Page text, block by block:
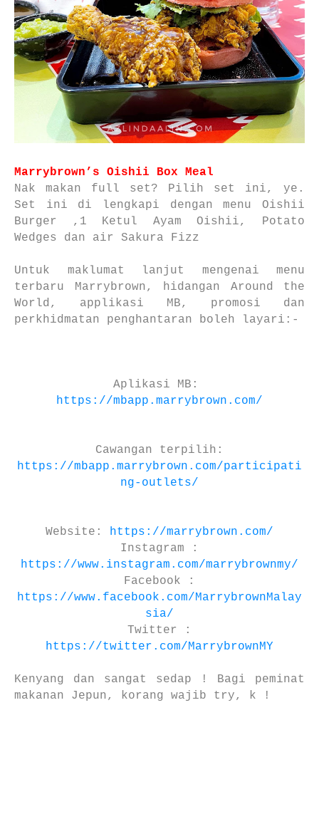
Marrybrown’s Oishii Box Meal
Nak makan full set? Pilih set ini, ye.
Set ini di lengkapi dengan menu Oishii
Burger ,1 Ketul Ayam Oishii, Potato
Wedges dan air Sakura Fizz
Untuk maklumat lanjut mengenai menu
terbaru Marrybrown, hidangan Around the
World, applikasi MB, promosi dan
perkhidmatan penghantaran boleh layari:-
Aplikasi MB:
https://mbapp.marrybrown.com/
Cawangan terpilih:
https://mbapp.marrybrown.com/participati
ng-outlets/
Website: https://marrybrown.com/
Instagram :
https://www.instagram.com/marrybrownmy/
Facebook :
https://www.facebook.com/MarrybrownMalay
sia/
Twitter :
https://twitter.com/MarrybrownMY
Kenyang dan sangat sedap ! Bagi peminat
makanan Jepun, korang wajib try, k !